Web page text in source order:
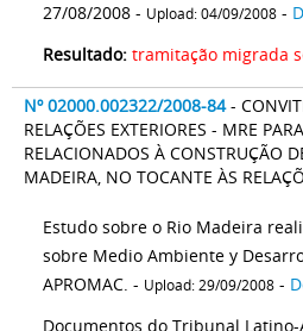
27/08/2008 - Upload: 04/09/2008 -
Resultado: tramitação migrada
Nº 02000.002322/2008-84 -
RELAÇÕES EXTERIORES - MRE
RELACIONADOS À CONSTRUÇÃO
MADEIRA, NO TOCANTE ÀS
Estudo sobre o Rio Madeira
sobre Medio Ambiente y
APROMAC. - Upload: 29/09/2008 -
Documentos do Tribunal